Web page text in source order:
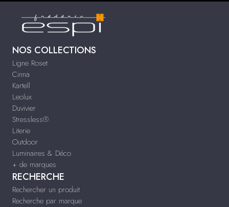
NOS COLLECTIONS
Ligne Roset
Cinna
Kartell
Leolux
Duvivier
Stressless®
Literie
Outdoor
Luminaires & Déco
+ de marques
RECHERCHE
Rechercher un produit
Recherche par marque